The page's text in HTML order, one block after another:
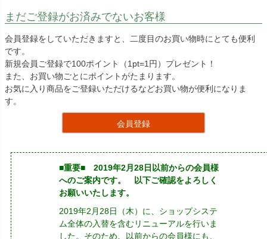
まだご登録がお済みでないお客様
会員登録をしていただきますと、二度目のお買い物時にとても便利
です。
新規会員ご登録で100ポイント（1pt=1円）プレゼント！
また、お買い物ごとにポイントがたまります。
お気に入り商品をご登録いただけるなどお買い物が便利になりま
す。
会員登録
■重要■ 2019年2月28日以前からの会員様
へのご案内です。 以下ご確認をよろしく
お願いいたします。
2019年2月28日（木）に、ショップシステ
ム全体の入替を含むリニューアルを行いま
した。そのため、以前からの会員様にも、